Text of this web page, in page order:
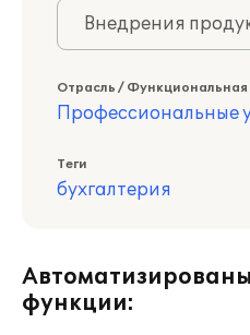
Внедрения
Отрасль / Функциональная
Профессиональные
Теги
бухгалтерия
функции: